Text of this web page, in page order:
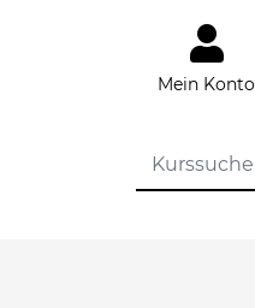
Mein Konto